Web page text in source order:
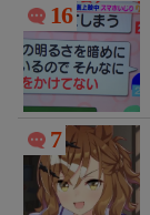
16
7